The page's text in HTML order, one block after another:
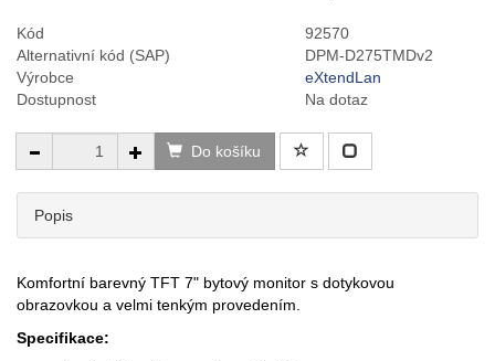
Kód
92570
Alternativní kód (SAP)
DPM-D275TMDv2
Výrobce
eXtendLan
Dostupnost
Na dotaz
Do košíku
Popis
Komfortní barevný TFT 7" bytový monitor s dotykovou
obrazovkou a velmi tenkým provedením.
Specifikace: